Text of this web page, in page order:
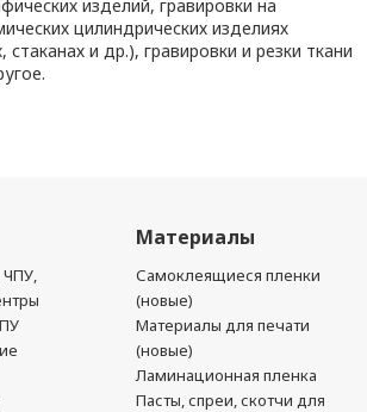
изделий, гравировки на
цилиндрических изделиях
стаканах и др.), гравировки и резки ткани
ЧПУ,
Материалы
Самоклеящиеся пленки
(новые)
Материалы для печати
(новые)
Ламинационная пленка
Пасты, спреи, скотчи для